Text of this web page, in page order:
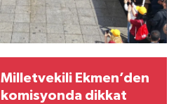
Milletvekili Ekmen’den
komisyonda dikkat